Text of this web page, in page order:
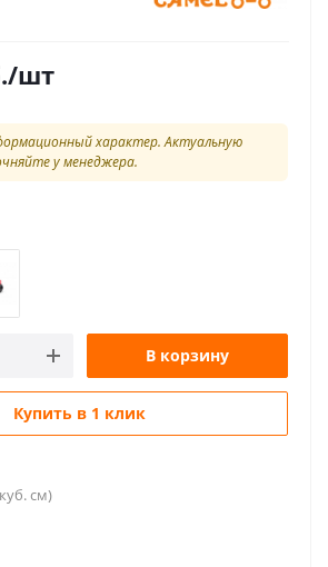
/шт
характер. Актуальную
у менеджера.
В корзину
Купить в 1 клик
см)